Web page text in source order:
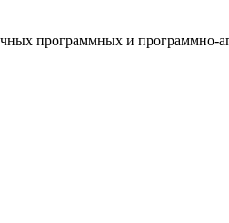
программных и программно-